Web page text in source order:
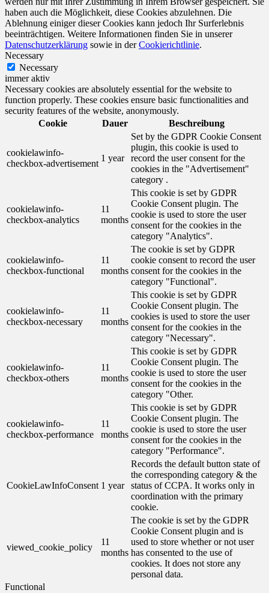
haben auch die Möglichkeit, diese Cookies abzulehnen. Die
Ablehnung einiger dieser Cookies kann jedoch Ihr Surferlebnis
beeinträchtigen. Weitere Informationen finden Sie in unserer
Datenschutzerklärung sowie in derCookierichtlinie.
Necessary
Necessary
immer aktiv
Necessary cookies are absolutely essential for the website to
function properly. These cookies ensure basic functionalities and
security features of the website, anonymously.
Cookie
Dauer Beschreibung
cookielawinfo-
checkbox-advertisement
1 year
Set by the GDPR Cookie Consent
plugin, this cookie is used to
record the user consent for the
cookies in the "Advertisement"
category .
cookielawinfo-
checkbox-analytics
11
months
This cookie is set by GDPR
Cookie Consent plugin. The
cookie is used to store the user
consent for the cookies in the
category "Analytics".
cookielawinfo-
checkbox-functional
11
months
The cookie is set by GDPR
cookie consent to record the user
consent for the cookies in the
category "Functional".
cookielawinfo-
checkbox-necessary
11
months
This cookie is set by GDPR
Cookie Consent plugin. The
cookies is used to store the user
consent for the cookies in the
category "Necessary".
cookielawinfo-
checkbox-others
11
months
This cookie is set by GDPR
Cookie Consent plugin. The
cookie is used to store the user
consent for the cookies in the
category "Other.
cookielawinfo-
checkbox-performance
11
months
This cookie is set by GDPR
Cookie Consent plugin. The
cookie is used to store the user
consent for the cookies in the
category "Performance".
CookieLawInfoConsent 1 year
Records the default button state of
the corresponding category & the
status of CCPA. It works only in
coordination with the primary
cookie.
viewed_cookie_policy
11
months
The cookie is set by the GDPR
Cookie Consent plugin and is
used to store whether or not user
has consented to the use of
cookies. It does not store any
personal data.
Functional